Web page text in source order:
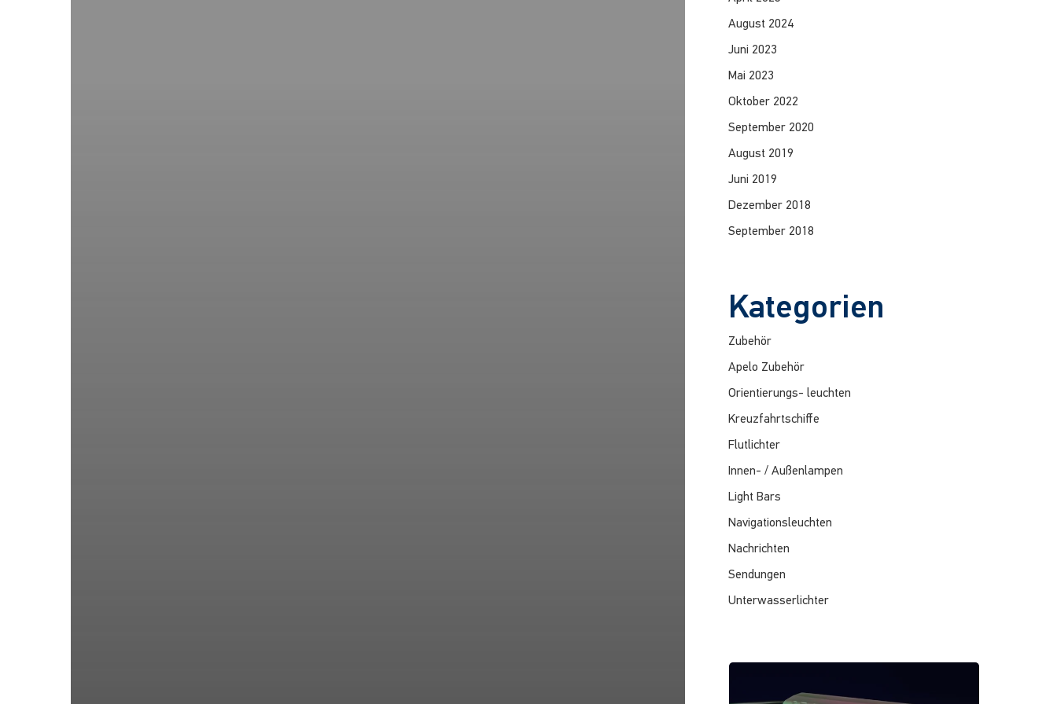
August 2024
Juni 2023
Mai 2023
Oktober 2022
September 2020
August 2019
Juni 2019
Dezember 2018
September 2018
Kategorien
Zubehör
Apelo Zubehör
Orientierungs- leuchten
Kreuzfahrtschiffe
Flutlichter
Innen- / Außenlampen
Light Bars
Navigationsleuchten
Nachrichten
Sendungen
Unterwasserlichter